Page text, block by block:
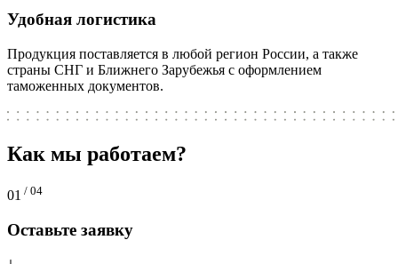
Удобная логистика
Продукция поставляется в любой регион России, а также
страны СНГ и Ближнего Зарубежья с оформлением
таможенных документов.
Как мы работаем?
01 / 04
Оставьте заявку